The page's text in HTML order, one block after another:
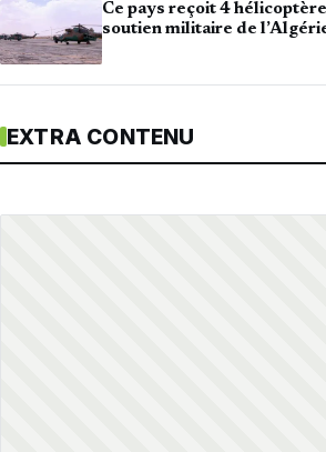
Ce pays reçoit 4
soutien militaire de
EXTRA CONTENU